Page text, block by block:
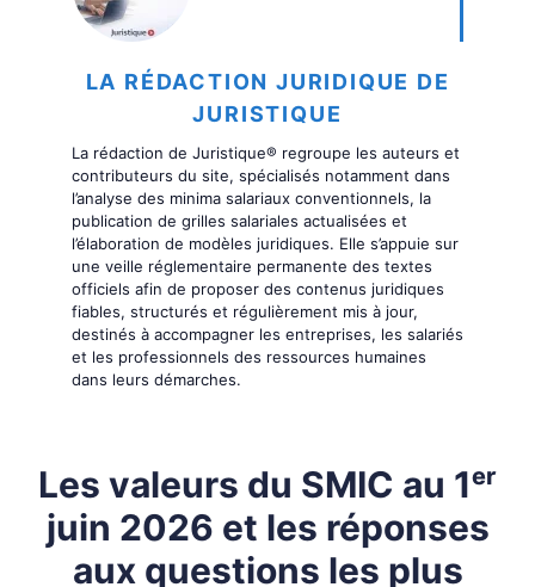
LA RÉDACTION JURIDIQUE DE
JURISTIQUE
La rédaction de Juristique® regroupe les auteurs et
contributeurs du site, spécialisés notamment dans
l’analyse des minima salariaux conventionnels, la
publication de grilles salariales actualisées et
l’élaboration de modèles juridiques. Elle s’appuie sur
une veille réglementaire permanente des textes
officiels afin de proposer des contenus juridiques
fiables, structurés et régulièrement mis à jour,
destinés à accompagner les entreprises, les salariés
et les professionnels des ressources humaines
dans leurs démarches.
Les valeurs du SMIC au 1ᵉʳ
juin 2026 et les réponses
aux questions les plus